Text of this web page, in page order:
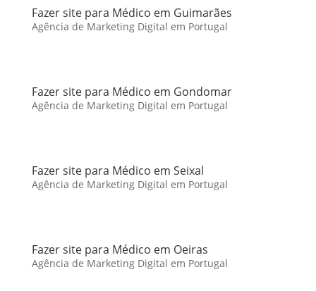
Fazer site para Médico em Guimarães
Agência de Marketing Digital em Portugal
Fazer site para Médico em Gondomar
Agência de Marketing Digital em Portugal
Fazer site para Médico em Seixal
Agência de Marketing Digital em Portugal
Fazer site para Médico em Oeiras
Agência de Marketing Digital em Portugal